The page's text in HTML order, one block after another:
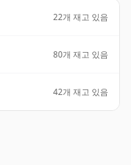
22개 재고 있음
80개 재고 있음
42개 재고 있음